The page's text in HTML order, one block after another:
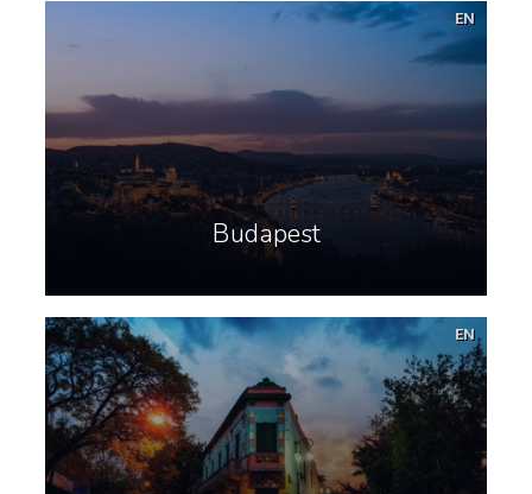
Budapest
EN
EN